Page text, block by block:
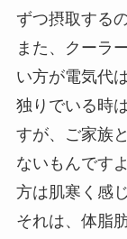
ずつ摂取する
また、クーラ
い方が電気代
独りでいる時
すが、ご家族
ないもんです
方は肌寒く感
それは、体脂